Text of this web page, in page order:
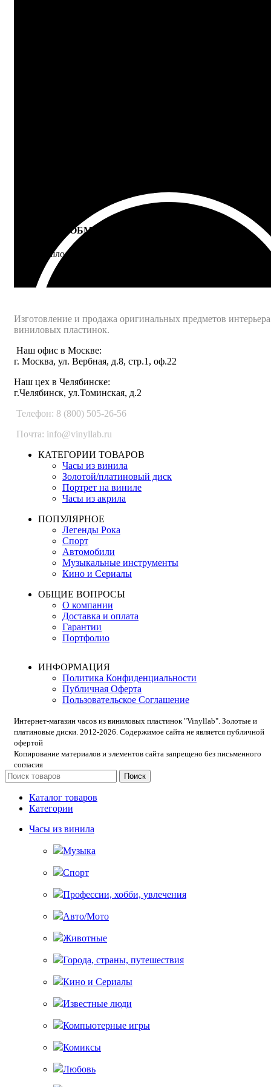
ВОЗВРАТ И ОБМЕН
Не подошло - вернем деньги
Изготовление и продажа оригинальных предметов
виниловых пластинок.
Наш офис в Москве:
г. Москва, ул. Вербная, д.8, стр.1, оф.22
Наш цех в Челябинске:
г.Челябинск, ул.Томинская, д.2
Телефон: 8 (800) 505-26-56
Почта: info@vinyllab.ru
КАТЕГОРИИ ТОВАРОВ
Часы из винила
Золотой/платиновый диск
Портрет на виниле
Часы из акрила
ПОПУЛЯРНОЕ
Легенды Рока
Спорт
Автомобили
Музыкальные инструменты
Кино и Сериалы
ОБЩИЕ ВОПРОСЫ
О компании
Доставка и оплата
Гарантии
Портфолио
ИНФОРМАЦИЯ
Политика Конфиденциальности
Публичная Оферта
Пользовательское Соглашение
Интернет-магазин часов из виниловых пластинок "Vinyllab". Золотые и
платиновые диски. 2012-2026. Содержимое сайта не является публичной
офертой
Копирование материалов и элементов сайта запрещено без письменного
согласия
Поиск
Каталог товаров
Категории
Часы из винила
Музыка
Спорт
Профессии, хобби, увлечения
Авто/Мото
Животные
Города, страны, путешествия
Кино и Сериалы
Известные люди
Компьютерные игры
Комиксы
Любовь